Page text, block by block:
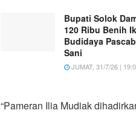
Bupati Solok
120 Ribu Benih
Budidaya
Sani
JUMAT, 31/7/26 |
“Pameran Ilia Mudiak